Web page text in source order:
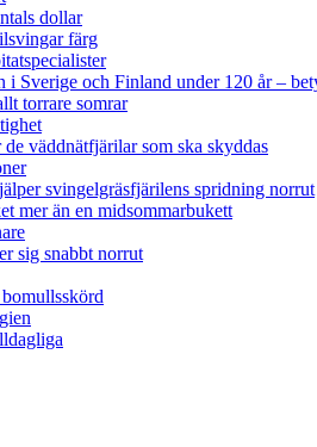
dollar
färg
i Sverige och Finland under 120 år–
torrare somrar
väddnätfjärilar som ska skyddas
svingelgräsfjärilens spridning norrut
mer än en midsommarbukett
sig snabbt norrut